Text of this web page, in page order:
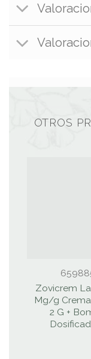
OTROS
Zovicrem
Mg/g Crema
2 G +